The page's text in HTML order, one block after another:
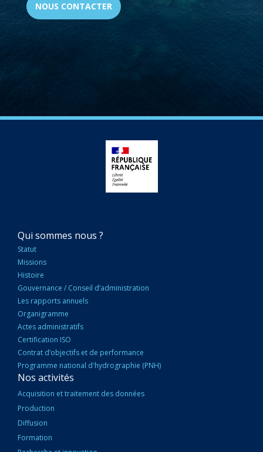
NOUS CONTACTER
NAVIGATION
PRINCIPALE
Qui sommes nous ?
Statut
Missions
Histoire
Gouvernance / Conseil d’administration
Les rapports annuels
Organigramme
Actes administratifs
Certification ISO
Contrat d’objectifs et de performance
Programme national d'hydrographie (PNH)
Nos activités
Acquisition et traitement des données
Production
Diffusion
Formation